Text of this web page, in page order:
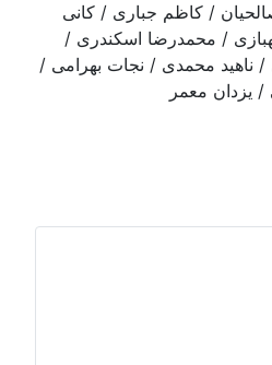
/ کاظم جباری / کانی
/ محمدرضا اسكندری /
محمدی / نجات بهرامی /
يزدان معمر